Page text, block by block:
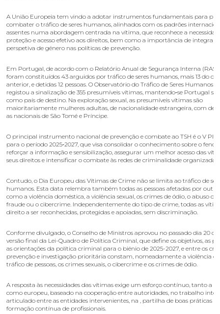
A União Europeia tem vindo a adotar instrumentos fundamentais para
combater o tráfico de seres humanos, alinhados com os padrões
assentes numa abordagem centrada na vítima, que reconhece a
proteção e acesso efetivo aos direitos, bem como a importância de integrar
perspetiva de género nas políticas de prevenção.
Em Portugal, de acordo com o Relatório Anual de Segurança Interna
foram constituídos 43 arguidos por tráfico de seres humanos, mais 13 do
anterior, e detidas 12 pessoas. O Observatório do Tráfico de Seres Humanos
registou a sinalização de 355 presumíveis vítimas, mantendo‑se Portugal
como país de destino. Na exploração sexual, as presumíveis vítimas são
maioritariamente mulheres adultas, de nacionalidade estrangeira, com
as nacionais de São Tomé e Príncipe.
O principal instrumento nacional de prevenção e combate ao TSH é o V
para o período 2025‑2027, que visa consolidar o conhecimento sobre o
reforçar a informação e sensibilização, assegurar um melhor acesso das
seus direitos e intensificar o combate às redes de criminalidade organizada.
Contudo, o Dia Europeu das Vítimas de Crime não se limita ao tráfico de
humanos. Esta data relembra também todas as pessoas afetadas por
como a violência doméstica, a violência sexual, os crimes de ódio, o abuso de
fraude ou o cibercrime. Independentemente do tipo de crime, todas as
direito a ser reconhecidas, protegidas e apoiadas, sem discriminação.
Conforme divulgado, o Conselho de Ministros aprovou no passado dia 20 de
versão final da Lei-Quadro de Política Criminal, que define os objetivos, as
as orientações da política criminal para o biénio de 2025-2027, e entre os
prevenção e investigação prioritária constam, nomeadamente a violência
tráfico de pessoas, os crimes sexuais, o cibercrime e os crimes de ódio.
A resposta às necessidades das vítimas exige um esforço contínuo, tanto a
como europeu, baseado na cooperação entre autoridades, no trabalho
articulado entre as entidades intervenientes, na , partilha de boas práticas e
formação contínua de profissionais.